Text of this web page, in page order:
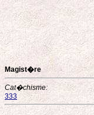
Magist�re
Cat�chisme:
333